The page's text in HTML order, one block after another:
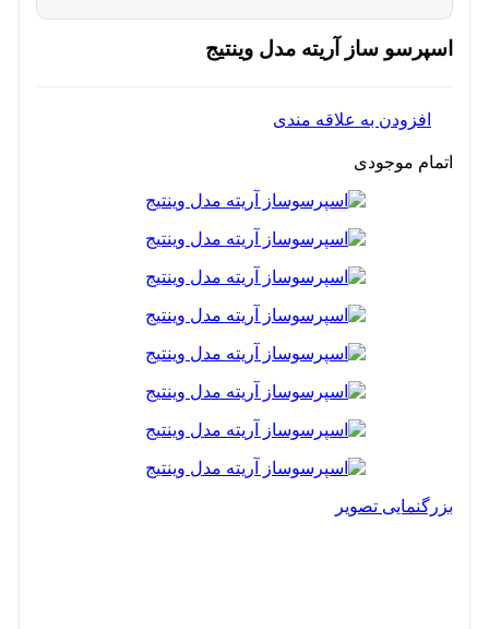
اسپرسو ساز آریته مدل وینتیج
افزودن به علاقه مندی
اتمام موجودی
بزرگنمایی تصویر